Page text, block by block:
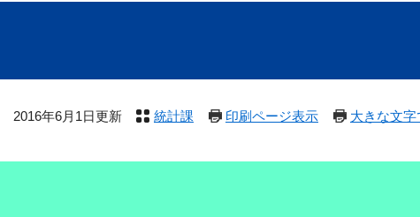
2016年6月1日更新 統計課 印刷ページ表示 大きな文